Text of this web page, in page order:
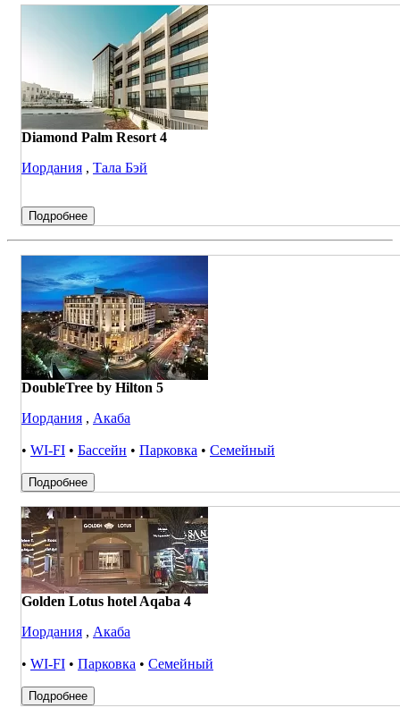
Diamond Palm Resort 4
Иордания , Тала Бэй
Подробнее
DoubleTree by Hilton 5
Иордания , Акаба
• WI-FI • Бассейн • Парковка • Семейный
Подробнее
Golden Lotus hotel Aqaba 4
Иордания , Акаба
• WI-FI • Парковка • Семейный
Подробнее